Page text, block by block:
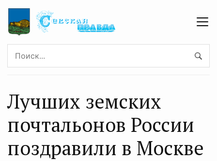
Лучших земских
почтальонов России
поздравили в Москве